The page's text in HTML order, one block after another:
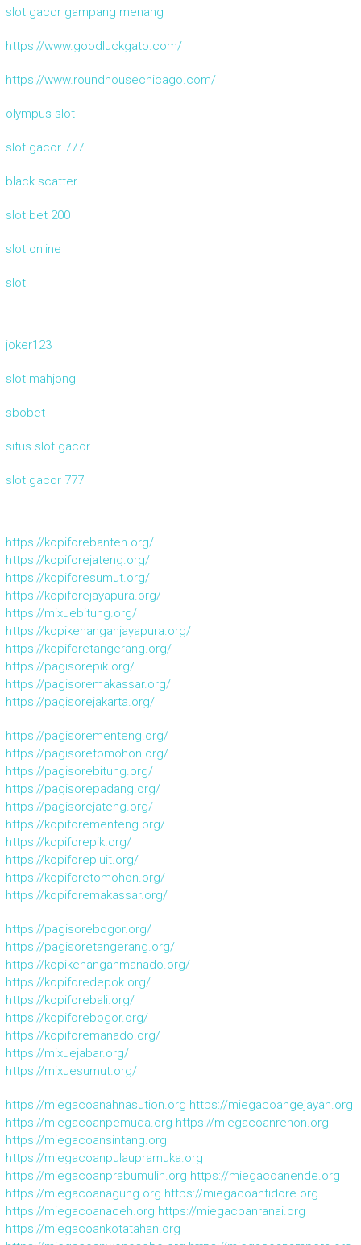
slot gacor gampang menang
https://www.goodluckgato.com/
https://www.roundhousechicago.com/
olympus slot
slot gacor 777
black scatter
slot bet 200
slot online
slot
joker123
slot mahjong
sbobet
situs slot gacor
slot gacor 777
https://kopiforebanten.org/
https://kopiforejateng.org/
https://kopiforesumut.org/
https://kopiforejayapura.org/
https://mixuebitung.org/
https://kopikenanganjayapura.org/
https://kopiforetangerang.org/
https://pagisorepik.org/
https://pagisoremakassar.org/
https://pagisorejakarta.org/
https://pagisorementeng.org/
https://pagisoretomohon.org/
https://pagisorebitung.org/
https://pagisorepadang.org/
https://pagisorejateng.org/
https://kopiforementeng.org/
https://kopiforepik.org/
https://kopiforepluit.org/
https://kopiforetomohon.org/
https://kopiforemakassar.org/
https://pagisorebogor.org/
https://pagisoretangerang.org/
https://kopikenanganmanado.org/
https://kopiforedepok.org/
https://kopiforebali.org/
https://kopiforebogor.org/
https://kopiforemanado.org/
https://mixuejabar.org/
https://mixuesumut.org/
https://miegacoanahnasution.org https://miegacoangejayan.org
https://miegacoanpemuda.org https://miegacoanrenon.org
https://miegacoansintang.org
https://miegacoanpulaupramuka.org
https://miegacoanprabumulih.org https://miegacoanende.org
https://miegacoanagung.org https://miegacoantidore.org
https://miegacoanaceh.org https://miegacoanranai.org
https://miegacoankotatahan.org